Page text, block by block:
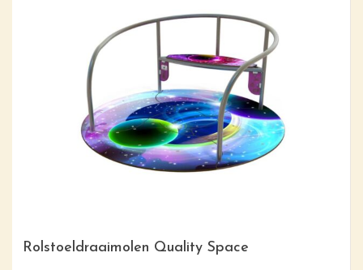
Rolstoeldraaimolen Quality Space